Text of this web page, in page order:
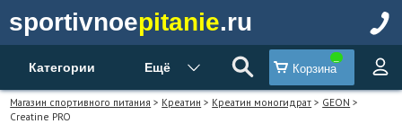
sportivnoepitanie.ru
Категории Ещё Корзина
Магазин спортивного питания > Креатин > Креатин моногидрат > GEON >
Creatine PRO